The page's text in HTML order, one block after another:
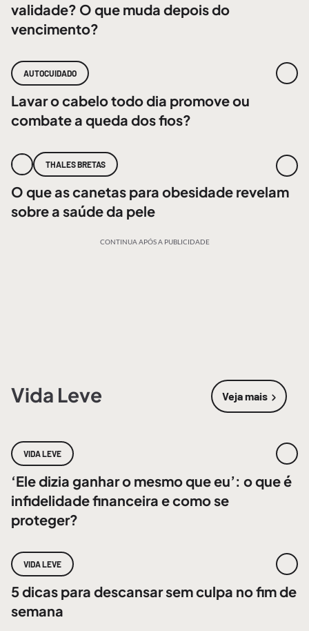
validade? O que muda depois do
vencimento?
AUTOCUIDADO
Lavar o cabelo todo dia promove ou
combate a queda dos fios?
THALES BRETAS
O que as canetas para obesidade revelam
sobre a saúde da pele
CONTINUA APÓS A PUBLICIDADE
Vida Leve Veja mais
sobre Vida
VIDA LEVE
‘Ele dizia ganhar o mesmo que eu’: o que é
infidelidade financeira e como se
proteger?
VIDA LEVE
5 dicas para descansar sem culpa no fim de
semana